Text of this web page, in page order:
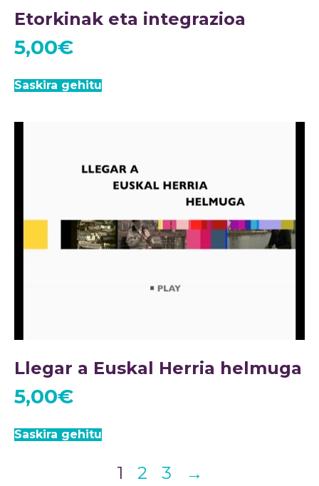
Etorkinak eta integrazioa
5,00€
Saskira gehitu
Llegar a Euskal Herria helmuga
5,00€
Saskira gehitu
1 2 3 →